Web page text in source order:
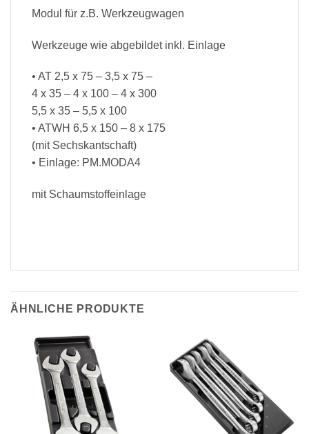
Modul für z.B. Werkzeugwagen
Werkzeuge wie abgebildet inkl. Einlage
• AT 2,5 x 75 – 3,5 x 75 –
4 x 35 – 4 x 100 – 4 x 300
5,5 x 35 – 5,5 x 100
• ATWH 6,5 x 150 – 8 x 175
(mit Sechskantschaft)
• Einlage: PM.MODA4
mit Schaumstoffeinlage
ÄHNLICHE PRODUKTE